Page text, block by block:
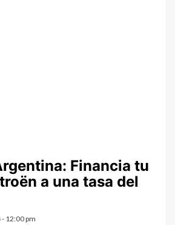
Financia tu
a una tasa del
12:00 pm